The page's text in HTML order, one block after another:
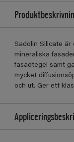
Sadolin Silicate är
mineraliska
fasadtegel samt
mycket
och ut. Ger ett